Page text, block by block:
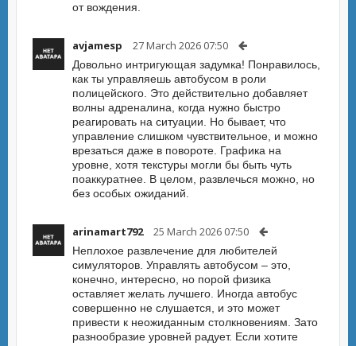
от вождения.
avjamesp 27 March 2026 07:50
Довольно интригующая задумка! Понравилось,
как ты управляешь автобусом в роли
полицейского. Это действительно добавляет
волны адреналина, когда нужно быстро
реагировать на ситуации. Но бывает, что
управление слишком чувствительное, и можно
врезаться даже в повороте. Графика на
уровне, хотя текстуры могли бы быть чуть
поаккуратнее. В целом, развлечься можно, но
без особых ожиданий.
arinamart792 25 March 2026 07:50
Неплохое развлечение для любителей
симуляторов. Управлять автобусом – это,
конечно, интересно, но порой физика
оставляет желать лучшего. Иногда автобус
совершенно не слушается, и это может
привести к неожиданным столкновениям. Зато
разнообразие уровней радует. Если хотите